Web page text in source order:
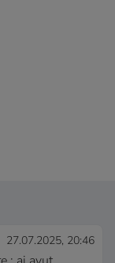
27.07.2025, 20:46